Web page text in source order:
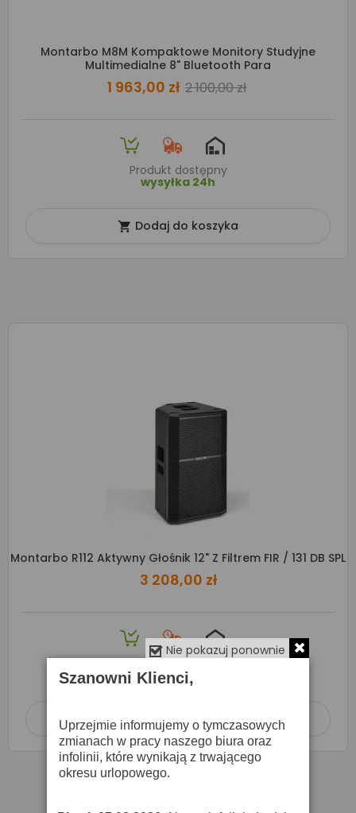
Montarbo M8M Kompaktowe Monitory Studyjne
Multimedialne 8" Bluetooth Para
1 963,00 zł 2 100,00 zł
Produkt dostępny
wysyłka 24h
 Dodaj do koszyka
Montarbo R112 Aktywny Głośnik 12" Z Filtrem FIR / 131 DB SPL
3 208,00 zł
Produkt dostępny
wysyłka 24h
 Dodaj do koszyka
Nie pokazuj ponownie
Szanowni Klienci,
Uprzejmie informujemy o tymczasowych
zmianach w pracy naszego biura oraz
infolinii, które wynikają z trwającego
okresu urlopowego.